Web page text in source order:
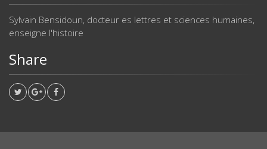
Sylvain Bensidoun, docteur es lettres et sciences humaines,
enseigne l'histoire
Share